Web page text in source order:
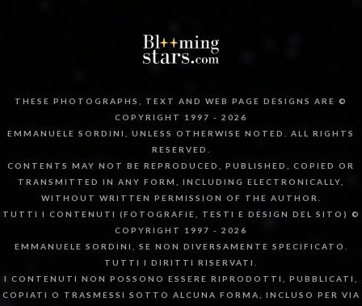
THESE PHOTOGRAPHS, TEXT AND WEB PAGE DESIGNS ARE ©
COPYRIGHT 1997 - 2026
EMMANUELE SORDINI, UNLESS OTHERWISE NOTED. ALL RIGHTS
RESERVED.
CONTENTS MAY NOT BE REPRODUCED, PUBLISHED, COPIED OR
TRANSMITTED IN ANY FORM, INCLUDING ELECTRONICALLY,
WITHOUT WRITTEN PERMISSION OF THE AUTHOR.
TUTTI I CONTENUTI (FOTOGRAFIE, TESTI E DESIGN DEL SITO) ©
COPYRIGHT 1997 - 2026
EMMANUELE SORDINI, SE NON DIVERSAMENTE SPECIFICATO.
TUTTI I DIRITTI RISERVATI.
I CONTENUTI NON POSSONO ESSERE RIPRODOTTI, PUBBLICATI,
COPIATI O TRASMESSI SOTTO ALCUNA FORMA, INCLUSO PER VIA